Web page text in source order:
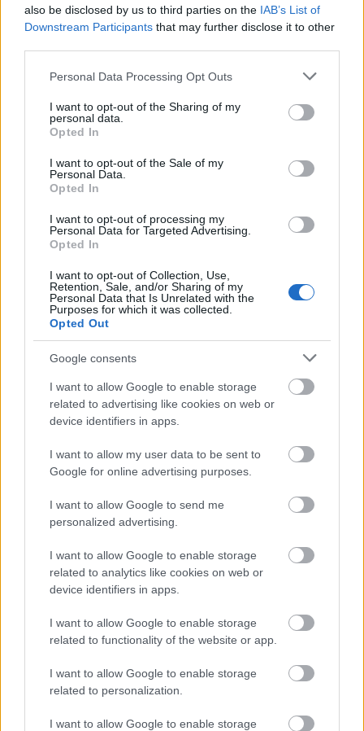
also be disclosed by us to third parties on the IAB’s List of
Downstream Participants that may further disclose it to other
Please note that this website/app uses one or more Google
not limited to your visit or usage behaviour. You may click to
grant or deny consent to Google and its third-party tags to
use your data for below specified purposes in below Google
consent section.
Personal Data Processing Opt Outs
I want to opt-out of the Sharing of my
personal data.
Opted In
I want to opt-out of the Sale of my
Personal Data.
Opted In
I want to opt-out of processing my
Personal Data for Targeted Advertising.
Opted In
I want to opt-out of Collection, Use,
Retention, Sale, and/or Sharing of my
Personal Data that Is Unrelated with the
Purposes for which it was collected.
Opted Out
Google consents
I want to allow Google to enable storage
related to advertising like cookies on web or
device identifiers in apps.
I want to allow my user data to be sent to
Google for online advertising purposes.
I want to allow Google to send me
personalized advertising.
I want to allow Google to enable storage
related to analytics like cookies on web or
device identifiers in apps.
I want to allow Google to enable storage
related to functionality of the website or app.
I want to allow Google to enable storage
related to personalization.
I want to allow Google to enable storage
Hogyan legyek borász?
Milyen döntéseket kell meghoznia a borásznak
a szüret idején?
Ha valaha is gondolkoztál a borász szakma
elsajátításán, nem árt tudnod, mivel jár ez a
csodálatos hivatás.
Mitől bio a biobor? - 3. rész
biomozgalmat
Winelovers•2020. július 16.
Az előző elmélete Rudolf Steiner – igen, az, aki a
Waldorf iskola alapjait is megfogalmazta – 1924-
ben tartott előadásaiból származik, utóbbi „csak” a
70-es években nőtte ki magát megvalósítható ötletté.